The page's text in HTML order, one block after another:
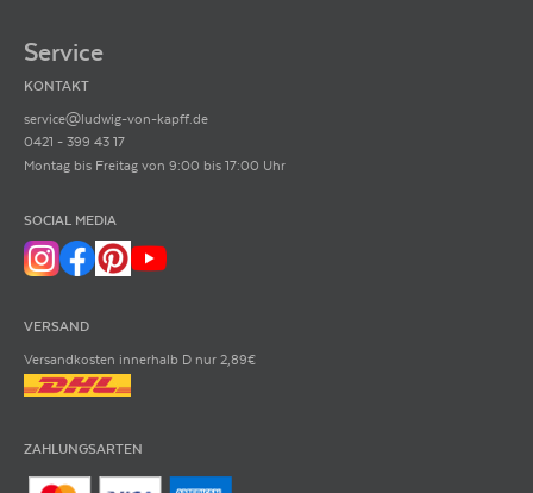
Service
KONTAKT
service@ludwig-von-kapff.de
0421 - 399 43 17
Montag bis Freitag von 9:00 bis 17:00 Uhr
SOCIAL MEDIA
VERSAND
Versandkosten innerhalb D nur 2,89€
ZAHLUNGSARTEN